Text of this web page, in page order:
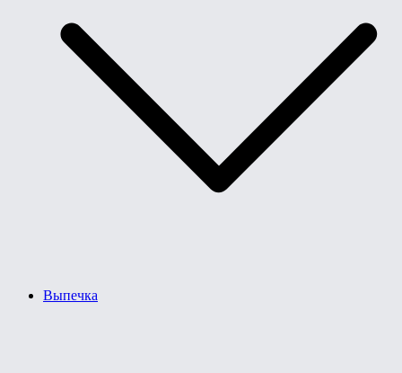
Выпечка